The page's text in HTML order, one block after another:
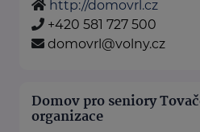
http://domovrl.cz
+420 581 727 500
domovrl@volny.cz
Domov pro seniory
organizace